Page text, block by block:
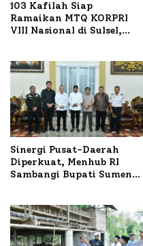
103 Kafilah Siap
Ramaikan MTQ KORPRI
VIII Nasional di Sulsel,
Sinergi Pusat-Daerah
Diperkuat, Menhub RI
Sambangi Bupati Sumenep